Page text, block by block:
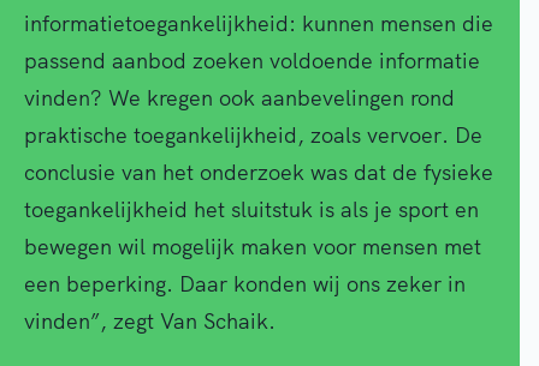
informatietoegankelijkheid: kunnen mensen die
passend aanbod zoeken voldoende informatie
vinden? We kregen ook aanbevelingen rond
praktische toegankelijkheid, zoals vervoer. De
conclusie van het onderzoek was dat de fysieke
toegankelijkheid het sluitstuk is als je sport en
bewegen wil mogelijk maken voor mensen met
een beperking. Daar konden wij ons zeker in
vinden”, zegt Van Schaik.